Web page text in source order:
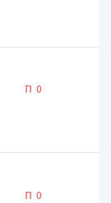
П 0
П 0